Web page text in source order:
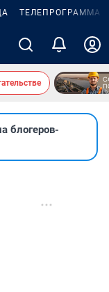
ТЕЛЕПРОГРАММА
блогеров-